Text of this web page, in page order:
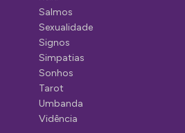
Salmos
Sexualidade
Signos
Simpatias
Sonhos
Tarot
Umbanda
Vidência